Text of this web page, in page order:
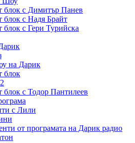
блок с Димитър Панев
блок с Надя Брайт
блок с Гери Турийска
на Дарик
блок
блок с Тодор Пантилеев
с Лили
от програмата на Дарик радио